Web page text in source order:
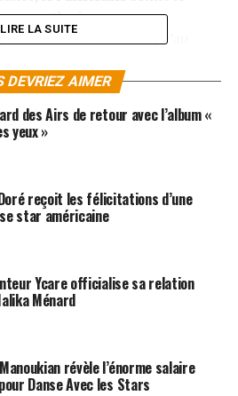
sa rythmique reggae
tu m’aimes, dis moi qu’au
.
des invités de marque :Juliette
et
avec Soan dans une
SONT DISPONIBLES SUR
STAR SOAN TRYO
LIRE LA SUITE
DEVRIEZ AIMER
des Airs de retour avec l’album «
yeux »
reçoit les félicitations d’une
star américaine
Ycare officialise sa relation
Ménard
révèle l’énorme salaire
Danse Avec les Stars